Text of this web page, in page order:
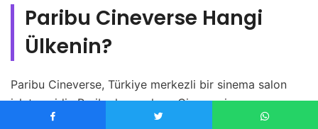
Paribu Cineverse Hangi
Ülkenin?
Paribu Cineverse, Türkiye merkezli bir sinema salon
işletmesidir. Paribu kurucularu, Cinemaximum
hisselerinin tamamını alarak, ismini Paribu Cineverse